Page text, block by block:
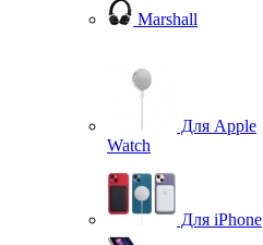
Marshall
Для Apple
Watch
Для iPhone